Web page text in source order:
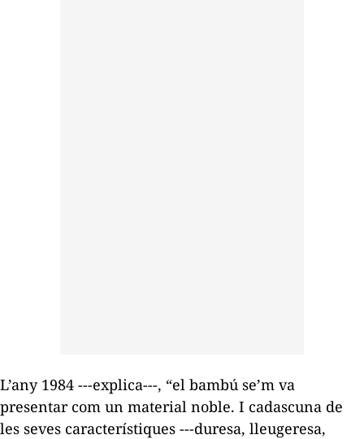
L’any 1984 ---explica---, “el bambú se’m va
presentar com un material noble. I cadascuna de
les seves característiques ---duresa, lleugeresa,